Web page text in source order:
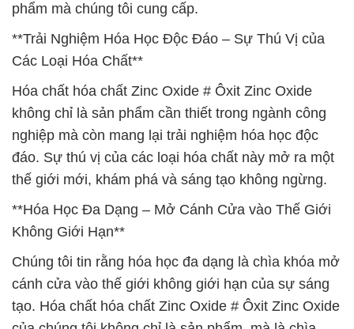
phẩm mà chúng tôi cung cấp.
**Trải Nghiệm Hóa Học Độc Đáo – Sự Thú Vị của
Các Loại Hóa Chất**
Hóa chất hóa chất Zinc Oxide # Ôxit Zinc Oxide
không chỉ là sản phẩm cần thiết trong ngành công
nghiệp mà còn mang lại trải nghiệm hóa học độc
đáo. Sự thú vị của các loại hóa chất này mở ra một
thế giới mới, khám phá và sáng tạo không ngừng.
**Hóa Học Đa Dạng – Mở Cánh Cửa vào Thế Giới
Không Giới Hạn**
Chúng tôi tin rằng hóa học đa dạng là chìa khóa mở
cánh cửa vào thế giới không giới hạn của sự sáng
tạo. Hóa chất hóa chất Zinc Oxide # Ôxit Zinc Oxide